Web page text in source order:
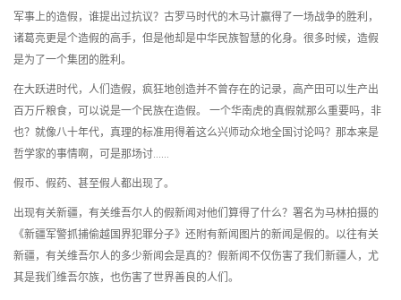
军事上的造假，谁提出过抗议？古罗马时代的木马计赢得了一场战争的胜利，
诸葛亮更是个造假的高手，但是他却是中华民族智慧的化身。很多时候，造假
是为了一个集团的胜利。
在大跃进时代，人们造假，疯狂地创造并不曾存在的记录，高产田可以生产出
百万斤粮食，可以说是一个民族在造假。 一个华南虎的真假就那么重要吗，非
也？就像八十年代，真理的标准用得着这么兴师动众地全国讨论吗？那本来是
哲学家的事情啊，可是那场讨……
假币、假药、甚至假人都出现了。
出现有关新疆，有关维吾尔人的假新闻对他们算得了什么？署名为马林拍摄的
《新疆军警抓捕偷越国界犯罪分子》还附有新闻图片的新闻是假的。以往有关
新疆，有关维吾尔人的多少新闻会是真的？假新闻不仅伤害了我们新疆人，尤
其是我们维吾尔族，也伤害了世界善良的人们。